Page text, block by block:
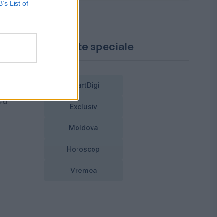
List of
Proiecte speciale
SmartDigi
Exclusiv
Moldova
Horoscop
Vremea